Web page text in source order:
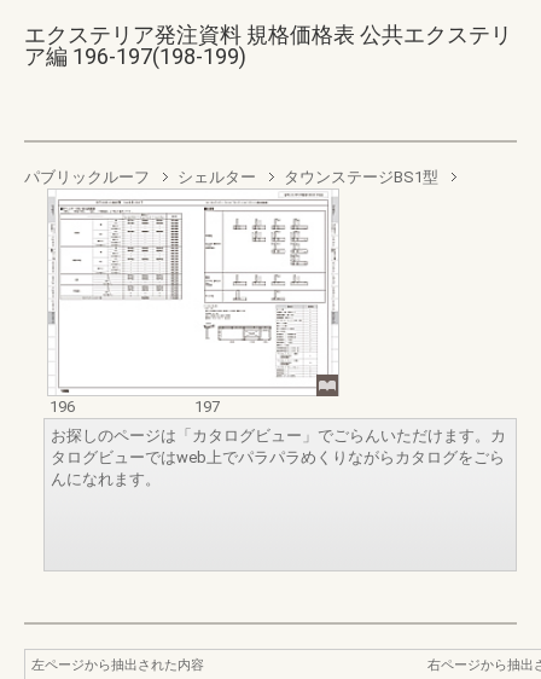
エクステリア発注資料 規格価格表 公共エクステリ
ア編 196-197(198-199)
パブリックルーフ シェルター タウンステージBS1型
196
197
お探しのページは「カタログビュー」でごらんいただけます。カ
タログビューではweb上でパラパラめくりながらカタログをごら
んになれます。
左ページから抽出された内容
右ページから抽出